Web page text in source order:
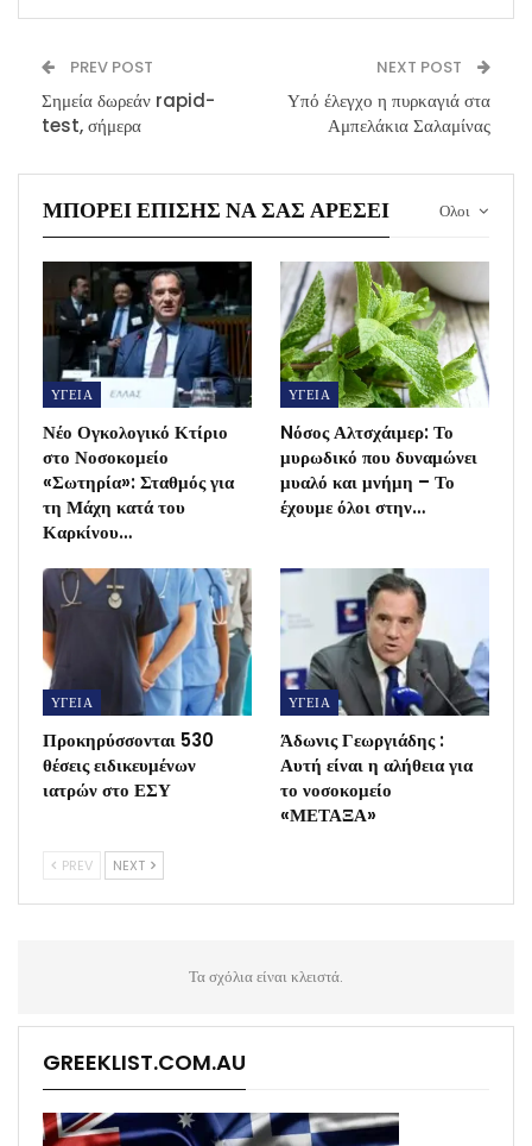
PREV POST
Σημεία δωρεάν rapid-
test, σήμερα
NEXT POST
Υπό έλεγχο η πυρκαγιά στα
Αμπελάκια Σαλαμίνας
Ολοι
ΜΠΟΡΕΊ ΕΠΊΣΗΣ ΝΑ ΣΑΣ ΑΡΈΣΕΙ
ΥΓΕΙΑ
Νέο Ογκολογικό Κτίριο
στο Νοσοκομείο
«Σωτηρία»: Σταθμός για
τη Μάχη κατά του
Καρκίνου…
ΥΓΕΙΑ
Nόσος Αλτσχάιμερ: Το
μυρωδικό που δυναμώνει
μυαλό και μνήμη – Το
έχουμε όλοι στην…
ΥΓΕΙΑ
Προκηρύσσονται 530
θέσεις ειδικευμένων
ιατρών στο ΕΣΥ
ΥΓΕΙΑ
Άδωνις Γεωργιάδης :
Αυτή είναι η αλήθεια για
το νοσοκομείο
«ΜΕΤΑΞΑ»
PREV NEXT
Τα σχόλια είναι κλειστά.
GREEKLIST.COM.AU